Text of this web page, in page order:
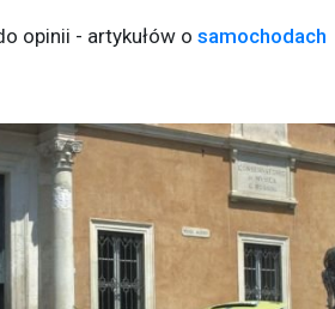
opinii - artykułów o samochodach